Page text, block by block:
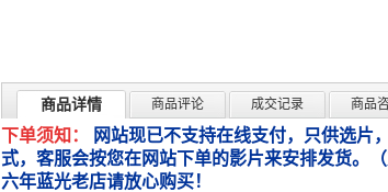
商品详情 商品评论 成交记录 商品
下单须知：
网站现已不支持在线支付，只供选片
式，客服会按您在网站下单的影片来安排发货。
六年蓝光老店请放心购买！